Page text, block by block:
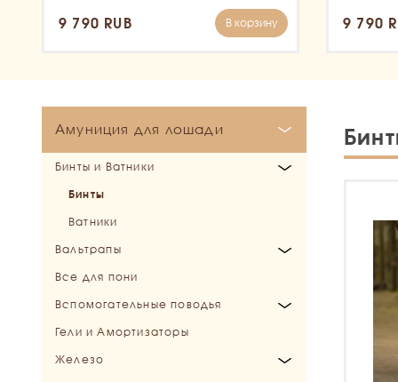
9 790 RUB В корзину 9 790
Амуниция для лошади
Бинты и Ватники
Бинты
Ватники
Вальтрапы
Выездковые
Конкурные и Универсальные
Специальные
Все для пони
Вспомогательные поводья
Мартингалы
Подперсья
Гели и Амортизаторы
Железо